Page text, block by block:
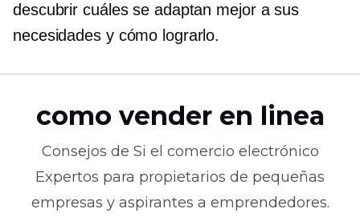
descubrir cuáles se adaptan mejor a sus
necesidades y cómo lograrlo.
como vender en linea
Consejos de Si el comercio electrónico
Expertos para propietarios de pequeñas
empresas y aspirantes a emprendedores.